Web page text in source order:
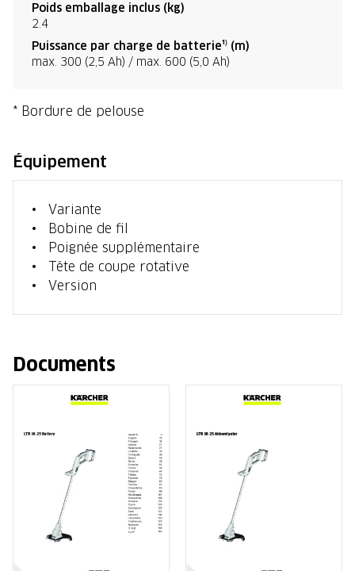
Poids emballage inclus (kg)
2.4
Puissance par charge de batterie¹⁾ (m)
max. 300 (2,5 Ah) / max. 600 (5,0 Ah)
* Bordure de pelouse
Équipement
Variante
Bobine de fil
Poignée supplémentaire
Tête de coupe rotative
Version
Documents